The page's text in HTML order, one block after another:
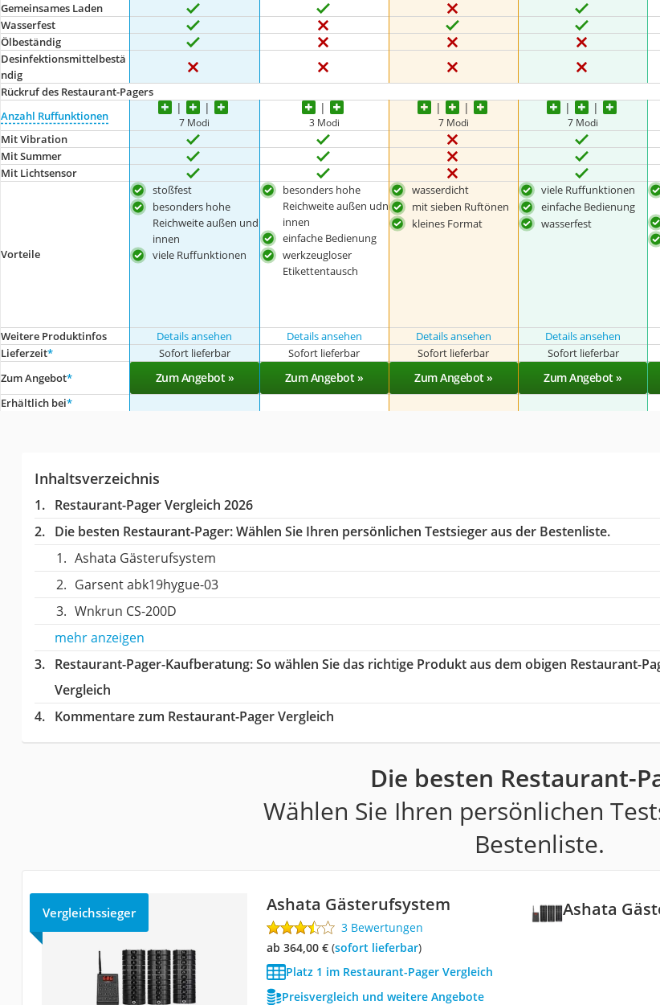
Gemeinsames Laden
Wasserfest
Ölbeständig
Desinfektionsmittelbestä
ndig
Rückruf des Restaurant-Pagers
Anzahl Ruffunktionen
7 Modi 3 Modi 7 Modi 7 Modi
Mit Vibration
Mit Summer
Mit Lichtsensor
Vorteile
stoßfest
besonders hohe
Reichweite außen und
innen
viele Ruffunktionen
besonders hohe
Reichweite außen udn
innen
einfache Bedienung
werkzeugloser
Etikettentausch
wasserdicht
mit sieben Ruftönen
kleines Format
viele Ruffunktionen
einfache Bedienung
wasserfest
Weitere Produktinfos Details ansehen Details ansehen Details ansehen Details ansehen
Lieferzeit* Sofort lieferbar Sofort lieferbar Sofort lieferbar Sofort lieferbar
Zum Angebot* Zum Angebot » Zum Angebot » Zum Angebot » Zum Angebot »
Erhältlich bei*
Inhaltsverzeichnis
Restaurant-Pager Vergleich 2026
Die besten Restaurant-Pager:Wählen Sie Ihren persönlichen Testsieger aus der Bestenliste.
Ashata Gästerufsystem
Garsent abk19hygue-03
Wnkrun ‎CS-200D
mehr anzeigen
Restaurant-Pager-Kaufberatung: So wählen Sie das richtige Produkt aus dem obigen Restaurant-
Vergleich
Kommentare zum Restaurant-Pager Vergleich
Die besten Restaurant-
Wählen Sie Ihren persönlichen
Bestenliste.
Ashata
Vergleichssieger Ashata Gästerufsystem
3 Bewertungen
ab 364,00 €( Sofort lieferbar)
Platz 1 im Restaurant-Pager Vergleich
Preisvergleich und weitere Angebote